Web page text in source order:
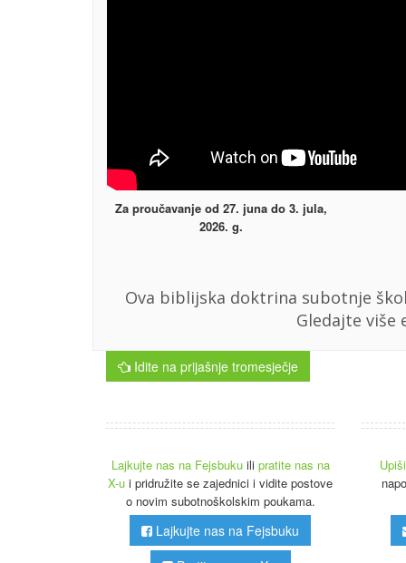
Za proučavanje od 27. juna do 3. jula,
2026. g.
Ova biblijska doktrina subotnje
Gledajte više
Idite na prijašnje tromesječje
Lajkujte nas na Fejsbuku ili pratite nas na
X-ui pridružite se zajednici i vidite postove
o novim subotnoškolskim poukama.
Lajkujte nas na Fejsbuku